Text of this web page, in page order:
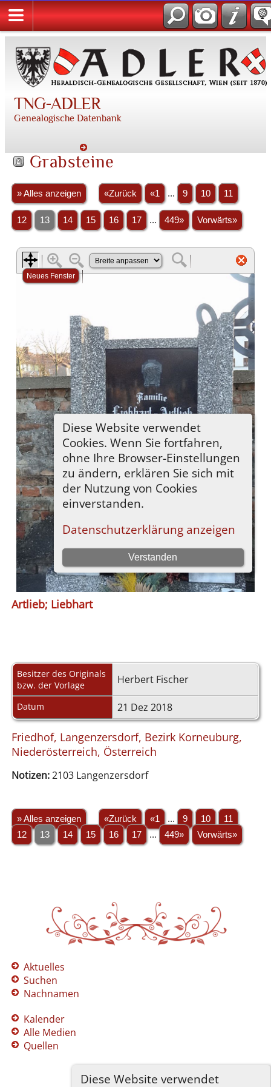
TNG-ADLER
Genealogische Datenbank
Diese Website verwendet
Grabsteine
» Alles anzeigen «Zurück «1 ... 9 10 11
12 13 14 15 16 17 ... 449» Vorwärts»
Artlieb; Liebhart
Besitzer des Originals
bzw. der Vorlage
Herbert Fischer
Datum 21 Dez 2018
Friedhof, Langenzersdorf, Bezirk Korneuburg,
Niederösterreich, Österreich
Notizen:2103 Langenzersdorf
» Alles anzeigen «Zurück «1 ... 9 10
11
12
13 14 15 16 17 ... 449» Vorwärts»
Aktuelles
Suchen
Nachnamen
Kalender
Alle Medien
Quellen